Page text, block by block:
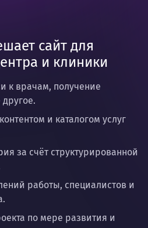
сайт для
и клиники
к врачам, получение
другое.
и каталогом услуг
за счёт структурированной
работы, специалистов и
по мере развития и